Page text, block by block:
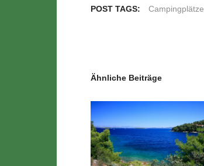
POST TAGS: Campingplätze
Ähnliche Beiträge